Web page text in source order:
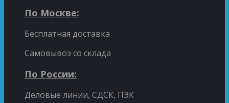
По Москве:
Бесплатная доставка
Самовывоз со склада
По России:
Деловые линии, СДСК, ПЭК